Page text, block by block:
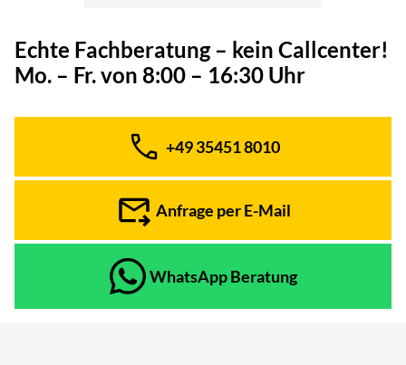
Echte Fachberatung – kein Callcenter!
Mo. – Fr. von 8:00 – 16:30 Uhr
Telefon:
+49 35451 8010
Anfrage per E-Mail
WhatsApp Beratung